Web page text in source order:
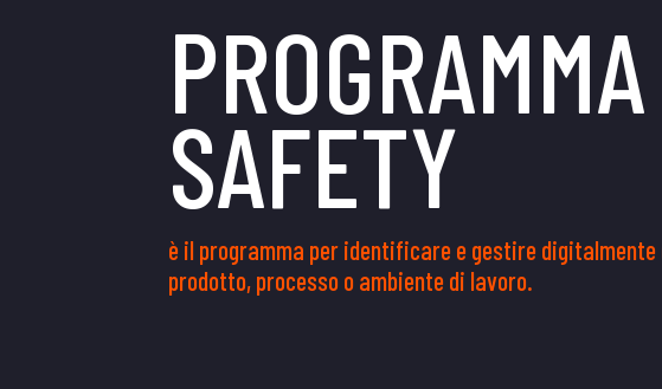
SAFETY
è il programma per identificare e gestire digitalmente
prodotto, processo o ambiente di lavoro.